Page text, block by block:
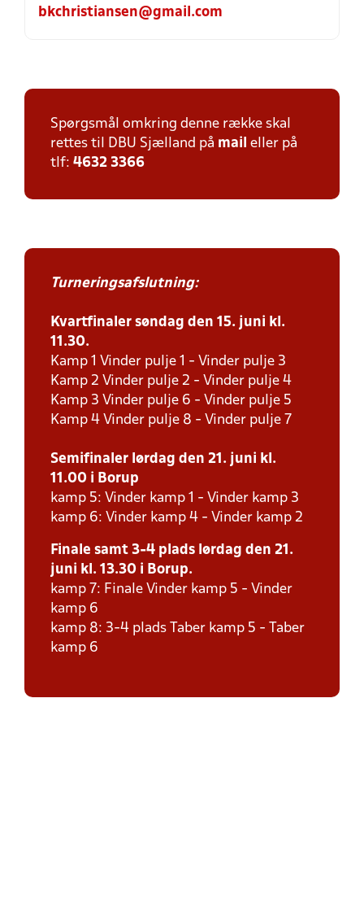
bkchristiansen@gmail.com
Spørgsmål omkring denne række skal
rettes til DBU Sjælland på mail eller på
tlf: 4632 3366
Turneringsafslutning:
Kvartfinaler søndag den 15. juni kl.
11.30.
Kamp 1 Vinder pulje 1 - Vinder pulje 3
Kamp 2 Vinder pulje 2 - Vinder pulje 4
Kamp 3 Vinder pulje 6 - Vinder pulje 5
Kamp 4 Vinder pulje 8 - Vinder pulje 7
Semifinaler lørdag den 21. juni kl.
11.00 i Borup
kamp 5: Vinder kamp 1 - Vinder kamp 3
kamp 6: Vinder kamp 4 - Vinder kamp 2
Finale samt 3-4 plads lørdag den 21.
juni kl. 13.30 i Borup.
kamp 7: Finale Vinder kamp 5 - Vinder
kamp 6
kamp 8: 3-4 plads Taber kamp 5 - Taber
kamp 6